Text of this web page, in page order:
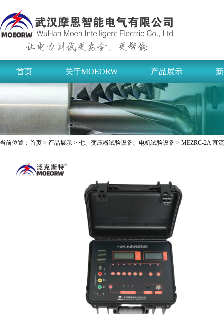
首页 关于MOEORW 产品展示
当前位置： 首页 > 产品展示 > 七、变压器试验设备、电机试验设备 > MEZRC-2A 直